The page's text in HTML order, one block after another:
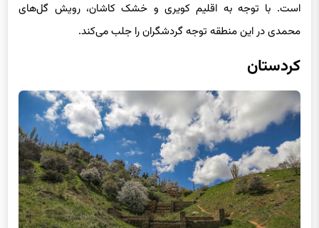
است. با توجه به اقلیم کویری و خشک کاشان، رویش گل‌های
محمدی در این منطقه توجه گردشگران را جلب می‌کند.
کردستان